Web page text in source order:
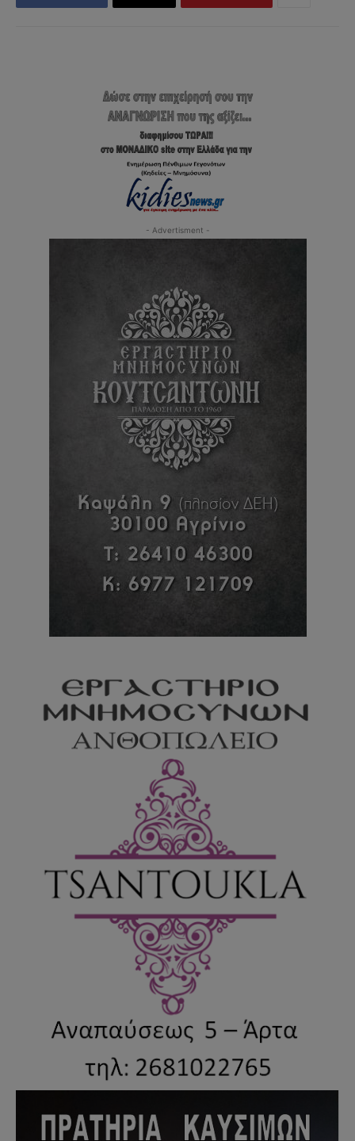
- Advertisment -